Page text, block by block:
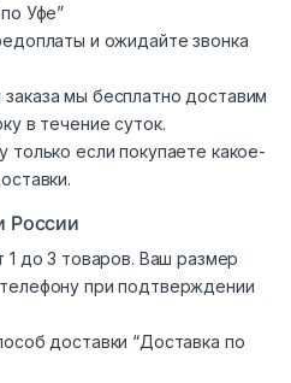
Уфе”
и ожидайте звонка
мы бесплатно доставим
в течение суток.
только если покупаете какое-
России
1 до 3 товаров. Ваш размер
при подтверждении
доставки “Доставка по